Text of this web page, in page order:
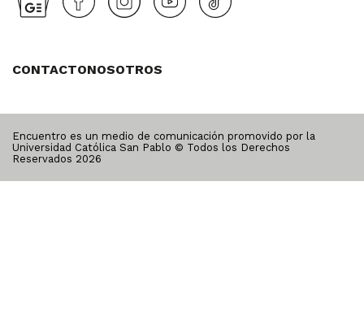
CONTACTONOSOTROS
Encuentro es un medio de comunicación promovido por la
Universidad Católica San Pablo © Todos los Derechos
Reservados 2026